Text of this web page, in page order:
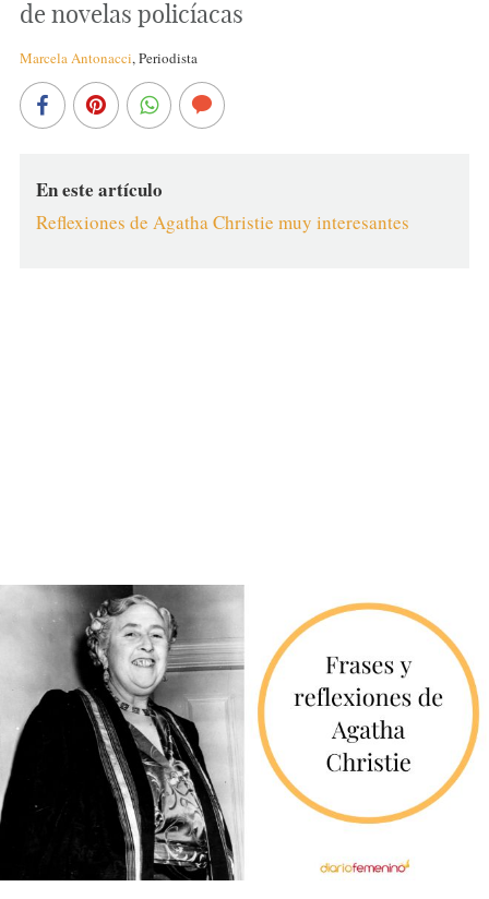
de novelas policíacas
Marcela Antonacci,Periodista
En este artículo
Reflexiones de Agatha Christie muy interesantes